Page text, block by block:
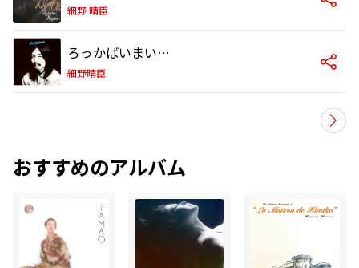
細野 晴臣
ろっかばいまいべいびい
細野晴臣
おすすめのアルバム